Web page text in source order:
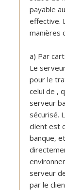
payable
effective.
manières
a) Par
Le
pour le
celui de ,
serveur
sécurisé.
client est
banque,
serveur
par le